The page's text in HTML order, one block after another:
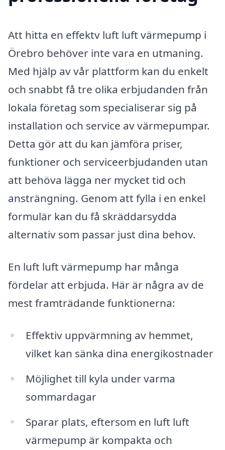
Att hitta en effektv luft luft värmepump i
Örebro behöver inte vara en utmaning.
Med hjälp av vår plattform kan du enkelt
och snabbt få tre olika erbjudanden från
lokala företag som specialiserar sig på
installation och service av värmepumpar.
Detta gör att du kan jämföra priser,
funktioner och serviceerbjudanden utan
att behöva lägga ner mycket tid och
ansträngning. Genom att fylla i en enkel
formulär kan du få skräddarsydda
alternativ som passar just dina behov.
En luft luft värmepump har många
fördelar att erbjuda. Här är några av de
mest framträdande funktionerna:
Effektiv uppvärmning av hemmet,
vilket kan sänka dina energikostnader
Möjlighet till kyla under varma
sommardagar
Sparar plats, eftersom en luft luft
värmepump är kompakta och